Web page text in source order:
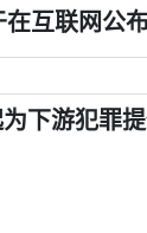
在互联网公
下游犯罪